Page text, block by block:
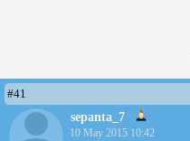
#41
sepanta_7
10 May 2015 10:42